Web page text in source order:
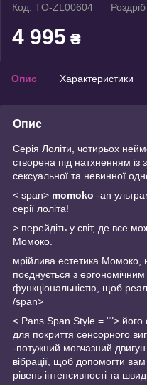
Код: TO-ZL00604
Роздріб
4 995 ₴
Опис Характеристики
Опис
Серія Лоліти, чотирьох
створена під натхненням
сексуальної та невинної
< span> momoko -an
серії лоліта!
> перейдіть у світ, де все
Момоко.
мрійлива естетика Момоко,
поєднується з
функціональністю, щоб
/span>
< Pans Span Style = ""> його
для покриття сенсорного
-потужний мовчазний двигун
вібрації, щоб допомогти
рівень інтенсивності та